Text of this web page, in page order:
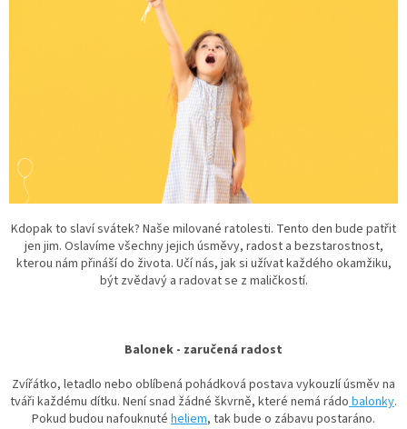
Kdopak to slaví svátek? Naše milované ratolesti. Tento den bude patřit
jen jim. Oslavíme všechny jejich úsměvy, radost a bezstarostnost,
kterou nám přináší do života. Učí nás, jak si užívat každého okamžiku,
být zvědavý a radovat se z maličkostí.
Balonek - zaručená radost
Zvířátko, letadlo nebo oblíbená pohádková postava vykouzlí úsměv na
tváři každému dítku. Není snad žádné škvrně, které nemá rádo balonky.
Pokud budou nafouknuté heliem, tak bude o zábavu postaráno.